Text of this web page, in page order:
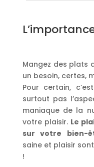
Mangez des plats
un besoin, certes,
Pour certain,
surtout pas
maniaque de la
votre plaisir. Le
sur votre bien-
saine et plaisir
!